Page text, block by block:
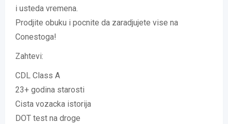
i usteda vremena.
Prodjite obuku i pocnite da zaradjujete vise na
Conestoga!
Zahtevi:
CDL Class A
23+ godina starosti
Cista vozacka istorija
DOT test na droge